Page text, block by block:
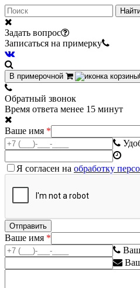
Задать вопрос
Записаться на примерку
В примерочной
Обратный звонок
Время ответа менее 15 минут
Ваше имя *
Я согласен на обработку
Ваше имя *
Ваш